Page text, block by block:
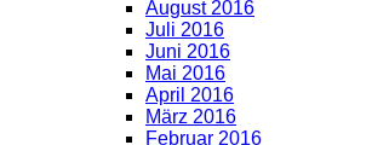
August 2016
Juli 2016
Juni 2016
Mai 2016
April 2016
März 2016
Februar 2016